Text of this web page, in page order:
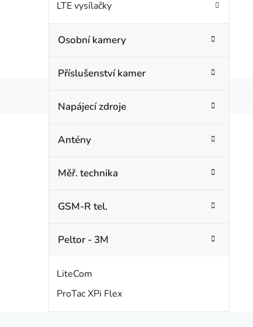
LTE vysílačky
Osobní kamery
Příslušenství kamer
Napájecí zdroje
Antény
Měř. technika
GSM-R tel.
Peltor - 3M
LiteCom
ProTac XPi Flex